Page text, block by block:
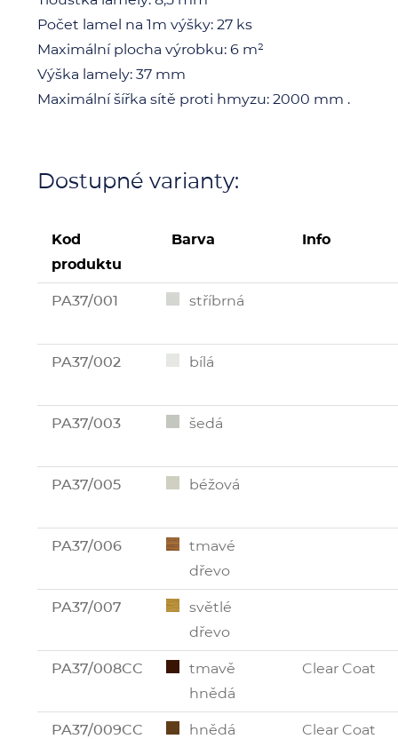
Počet lamel na 1m výšky: 27 ks
Maximální plocha výrobku: 6 m²
Výška lamely: 37 mm
Maximální šířka sítě proti hmyzu: 2000 mm .
Dostupné varianty:
Kod
produktu
Barva Info
PA37/001 stříbrná
PA37/002 bílá
PA37/003 šedá
PA37/005 béžová
PA37/006
tmavé
dřevo
PA37/007
světlé
dřevo
PA37/008CC
tmavě
hnědá
Clear Coat
PA37/009CC hnědá Clear Coat